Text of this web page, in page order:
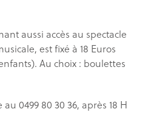
aussi accès au spectacle
est fixé à 18 Euros
Au choix : boulettes
0499 80 30 36, après 18 H